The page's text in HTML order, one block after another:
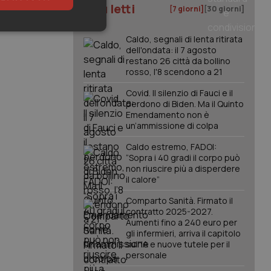
I più letti [7 giorni] [30 giorni]
Caldo, segnali di lenta ritirata
dell'ondata: il 7 agosto
restano 26 città da bollino
rosso, l'8 scendono a 21
Covid. Il silenzio di Fauci e il
perdono di Biden. Ma il Quinto
Emendamento non è
un’ammissione di colpa
Caldo estremo, FADOI:
“Sopra i 40 gradi il corpo può
non riuscire più a disperdere
il calore”
Comparto Sanità. Firmato il
contratto 2025-2027.
Aumenti fino a 240 euro per
gli infermieri, arriva il capitolo
sull'IA e nuove tutele per il
personale